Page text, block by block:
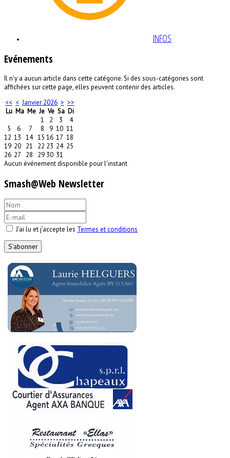
INFOS
Evénements
Il n'y a aucun article dans cette catégorie. Si des sous-catégories sont
affichées sur cette page, elles peuvent contenir des articles.
<< < Janvier 2026 > >>
Lu Ma Me Je Ve Sa Di
1
2 3
4
5
6 7 8 9 10 11
12 13 14 15 16 17 18
19 20 21 22 23 24 25
26 27 28 29 30 31
Aucun événement disponible pour l'instant
Smash@Web Newsletter
J’ai lu et j’accepte les Termes et conditions